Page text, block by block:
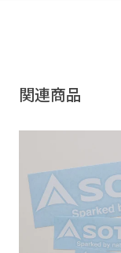
関連商品